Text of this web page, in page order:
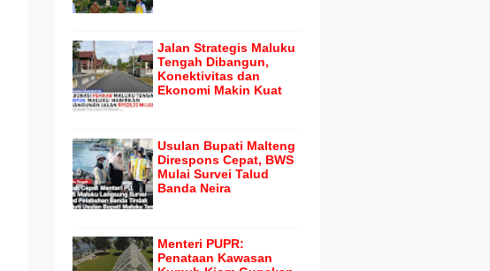
Jalan Strategis Maluku
Tengah Dibangun,
Konektivitas dan
Ekonomi Makin Kuat
Usulan Bupati Malteng
Direspons Cepat, BWS
Mulai Survei Talud
Banda Neira
Menteri PUPR:
Penataan Kawasan